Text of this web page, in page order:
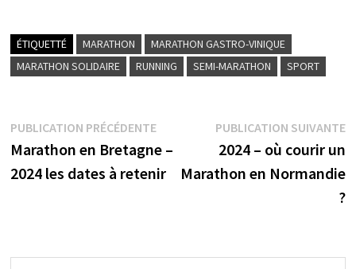
ÉTIQUETTÉ MARATHON
MARATHON GASTRO-VINIQUE
MARATHON SOLIDAIRE
RUNNING SEMI-MARATHON SPORT
Navigation
de
PUBLICATION PRÉCÉDENTEPublication
précédente :
Marathon en Bretagne –
2024 les dates à retenir
PUBLICATION SUIVANTE
2024 – où courir un
Marathon en Normandie
?